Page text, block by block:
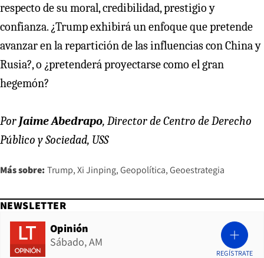
respecto de su moral, credibilidad, prestigio y
confianza. ¿Trump exhibirá un enfoque que pretende
avanzar en la repartición de las influencias con China y
Rusia?, o ¿pretenderá proyectarse como el gran
hegemón?
Por Jaime Abedrapo, Director de Centro de Derecho
Público y Sociedad, USS
Más sobre: Trump Xi Jinping Geopolítica Geoestrategia
NEWSLETTER
Opinión
Sábado, AM
REGÍSTRATE